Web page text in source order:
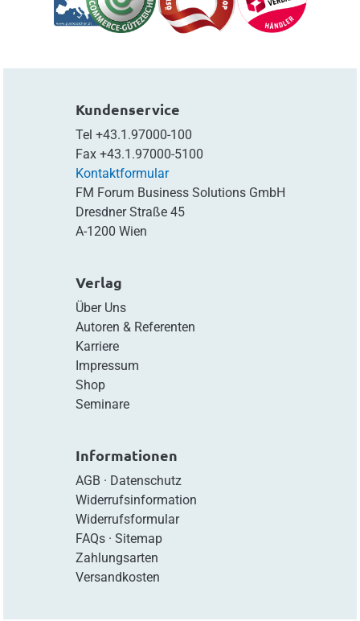
Kundenservice
Tel +43.1.97000-100
Fax +43.1.97000-5100
Kontaktformular
FM Forum Business Solutions GmbH
Dresdner Straße 45
A-1200 Wien
Verlag
Über Uns
Autoren & Referenten
Karriere
Impressum
Shop
Seminare
Informationen
AGB · Datenschutz
Widerrufsinformation
Widerrufsformular
FAQs· Sitemap
Zahlungsarten
Versandkosten